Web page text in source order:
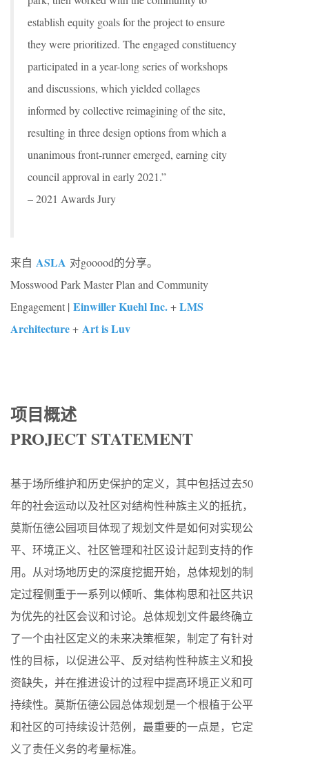
establish equity goals for the project to ensure
they were prioritized. The engaged constituency
participated in a year-long series of workshops
and discussions, which yielded collages
informed by collective reimagining of the site,
resulting in three design options from which a
unanimous front-runner emerged, earning city
council approval in early 2021.”
– 2021 Awards Jury
来自 ASLA 对gooood的分享。
Mosswood Park Master Plan and Community
Engagement | Einwiller Kuehl Inc.+LMS
Architecture+ Art is Luv
项目概述
PROJECT STATEMENT
基于场所维护和历史保护的定义，其中包括过去50
年的社会运动以及社区对结构性种族主义的抵抗，
莫斯伍德公园项目体现了规划文件是如何对实现公
平、环境正义、社区管理和社区设计起到支持的作
用。从对场地历史的深度挖掘开始，总体规划的制
定过程侧重于一系列以倾听、集体构思和社区共识
为优先的社区会议和讨论。总体规划文件最终确立
了一个由社区定义的未来决策框架，制定了有针对
性的目标，以促进公平、反对结构性种族主义和投
资缺失，并在推进设计的过程中提高环境正义和可
持续性。莫斯伍德公园总体规划是一个根植于公平
和社区的可持续设计范例，最重要的一点是，它定
义了责任义务的考量标准。